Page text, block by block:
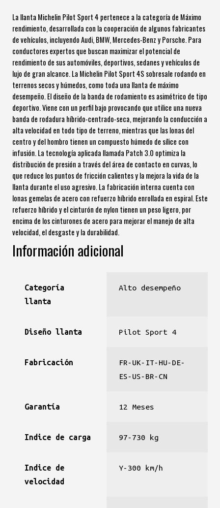
La llanta Michelin Pilot Sport 4 pertenece a la categoría de Máximo
rendimiento, desarrollada con la cooperación de algunos fabricantes
de vehículos, incluyendo Audi, BMW, Mercedes-Benz y Porsche. Para
conductores expertos que buscan maximizar el potencial de
rendimiento de sus automóviles, deportivos, sedanes y vehículos de
lujo de gran alcance. La Michelin Pilot Sport 4S sobresale rodando en
terrenos secos y húmedos, como toda una llanta de máximo
desempeño. El diseño de la banda de rodamiento es asimétrico de tipo
deportivo. Viene con un perfil bajo provocando que utilice una nueva
banda de rodadura híbrido-centrado-seca, mejorando la conducción a
alta velocidad en todo tipo de terreno, mientras que las lonas del
centro y del hombro tienen un compuesto húmedo de sílice con
infusión. La tecnología aplicada llamada Patch 3.0 optimiza la
distribución de presión a través del área de contacto en curvas, lo
que reduce los puntos de fricción calientes y la mejora la vida de la
llanta durante el uso agresivo. La fabricación interna cuenta con
lonas gemelas de acero con refuerzo híbrido enrollada en espiral. Este
refuerzo híbrido y el cinturón de nylon tienen un peso ligero, por
encima de los cinturones de acero para mejorar el manejo de alta
velocidad, el desgaste y la durabilidad.
Información adicional
Categoría
llanta
Alto desempeño
Diseño llanta Pilot Sport 4
Fabricación
FR-UK-IT-HU-DE-
ES-US-BR-CN
Garantía 12 Meses
Indice de carga 97-730 kg
Indice de
velocidad
Y-300 km/h